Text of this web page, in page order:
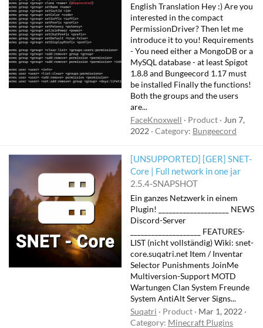
English Translation Hey :) Are you
interested in the compact
PermissionDriver? Then let me
introduce it to you! Requirements
- You need either a MongoDB or a
MySQL database - at least Spigot
1.8.8 and Bungeecord 1.17 must
be installed Finally the functions!
Both the groups and the users
are...
FaceKnoxwell
Product
Jun 7,
2022 Category: Bungeecord
[UNSUPPORTED] [GER] SNET-
Core | Full network in one jar
2.5.4-SNAPSHOT
Ein ganzes Netzwerk in einem
Plugin! ____________________ NEWS
Discord-Server
____________________ FEATURES-
LIST (nicht vollständig) Wiki: snet-
core.suqatri.net Item / Inventar
Selector Punishments JoinMe
Multiversion-Support MOTD
Wartungen Clan System Freunde
System AntiAlt Server Signs...
Suqatri
Product
Mar 1, 2022
Category: Minecraft Plugins